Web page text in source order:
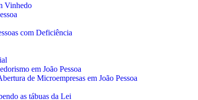
Vinhedo
com Deficiência
em João Pessoa
de Microempresas em João Pessoa
as tábuas da Lei